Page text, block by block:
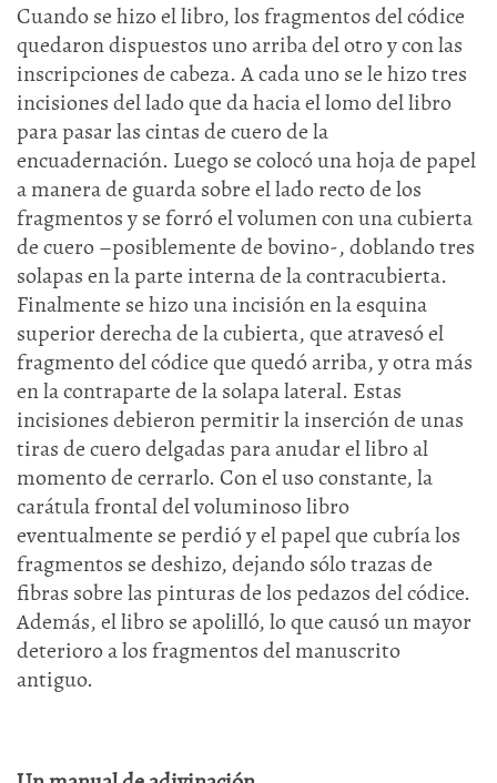
Cuando se hizo el libro, los fragmentos del códice
quedaron dispuestos uno arriba del otro y con las
inscripciones de cabeza. A cada uno se le hizo tres
incisiones del lado que da hacia el lomo del libro
para pasar las cintas de cuero de la
encuadernación. Luego se colocó una hoja de papel
a manera de guarda sobre el lado recto de los
fragmentos y se forró el volumen con una cubierta
de cuero –posiblemente de bovino-, doblando tres
solapas en la parte interna de la contracubierta.
Finalmente se hizo una incisión en la esquina
superior derecha de la cubierta, que atravesó el
fragmento del códice que quedó arriba, y otra más
en la contraparte de la solapa lateral. Estas
incisiones debieron permitir la inserción de unas
tiras de cuero delgadas para anudar el libro al
momento de cerrarlo. Con el uso constante, la
carátula frontal del voluminoso libro
eventualmente se perdió y el papel que cubría los
fragmentos se deshizo, dejando sólo trazas de
fibras sobre las pinturas de los pedazos del códice.
Además, el libro se apolilló, lo que causó un mayor
deterioro a los fragmentos del manuscrito
antiguo.